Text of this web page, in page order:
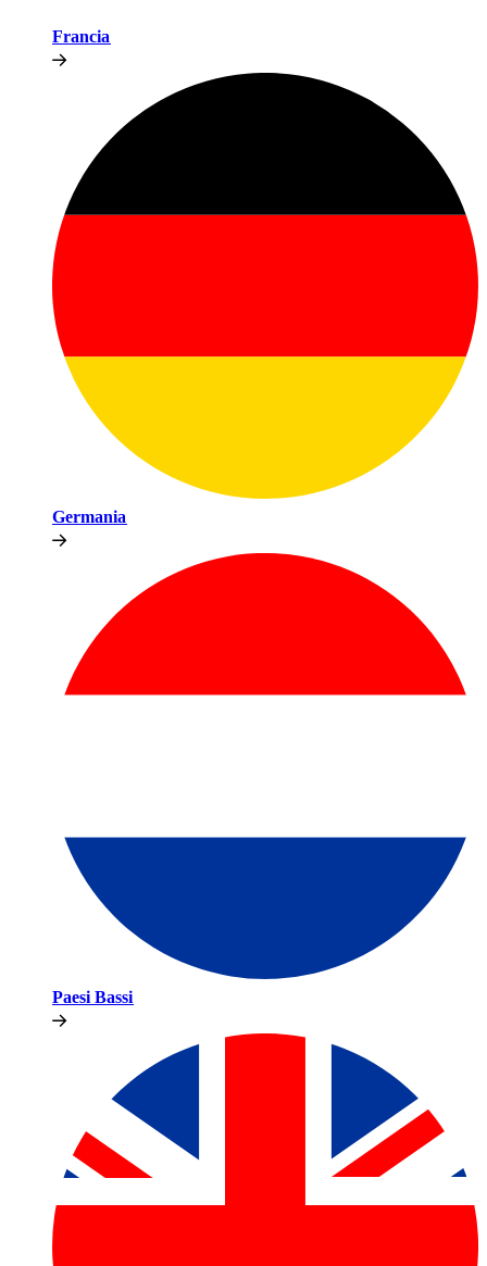
Francia​​
Germania​​
Paesi Bassi​​